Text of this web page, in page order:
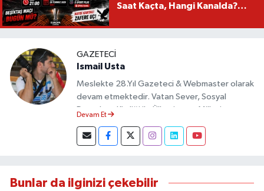
Saat Kaçta, Hangi Kanalda?
GAZETECI
Ismail Usta
Meslekte 28.Yıl Gazeteci & Webmaster olarak
devam etmektedir. Vatan Sever, Sosyal
Demokrat Kimliği ile Ülkesine ve Milletine
almıştır.
Devam Et
Bunlar da ilginizi çekebilir